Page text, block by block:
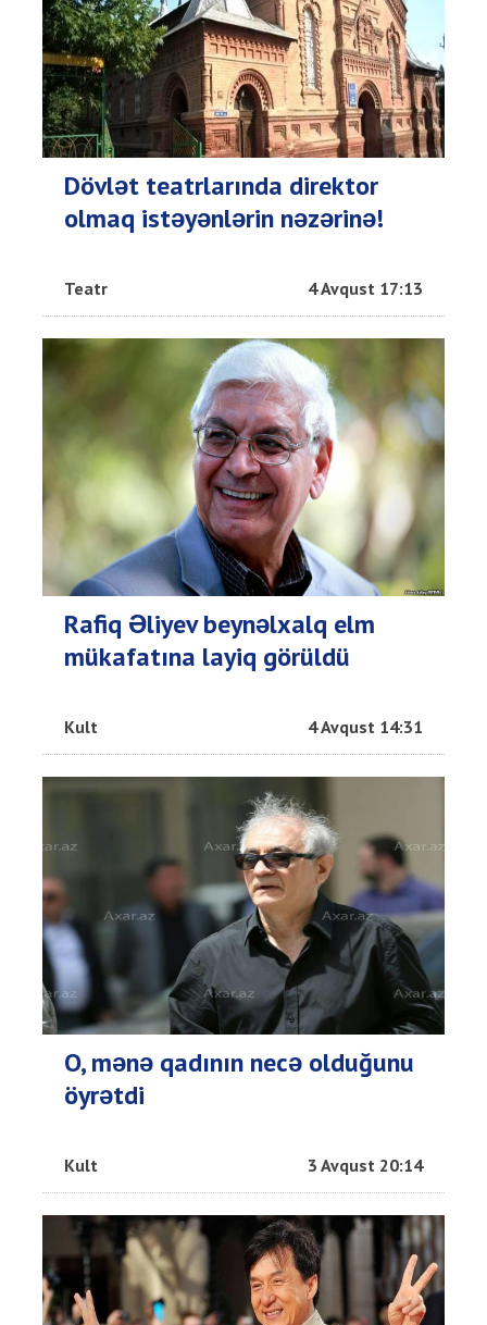
Dövlət teatrlarında direktor
olmaq istəyənlərin nəzərinə!
Teatr 4 Avqust 17:13
Rafiq Əliyev beynəlxalq elm
mükafatına layiq görüldü
Kult 4 Avqust 14:31
O, mənə qadının necə olduğunu
öyrətdi
Kult 3 Avqust 20:14